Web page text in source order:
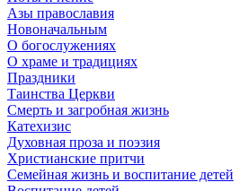
Азы православия
Новоначальным
О богослужениях
О храме и традициях
Праздники
Таинства Церкви
Смерть и загробная жизнь
Катехизис
Духовная проза и поэзия
Христианские притчи
Семейная жизнь и воспитание детей